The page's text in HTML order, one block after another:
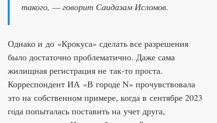
такого, — говорит Саидазам Исломов.
Однако и до «Крокуса» сделать все разрешения
было достаточно проблематично. Даже сама
жилищная регистрация не так-то проста.
Корреспондент ИА «В городе N» прочувствовала
это на собственном примере, когда в сентябре 2023
года попыталась поставить на учет друга,